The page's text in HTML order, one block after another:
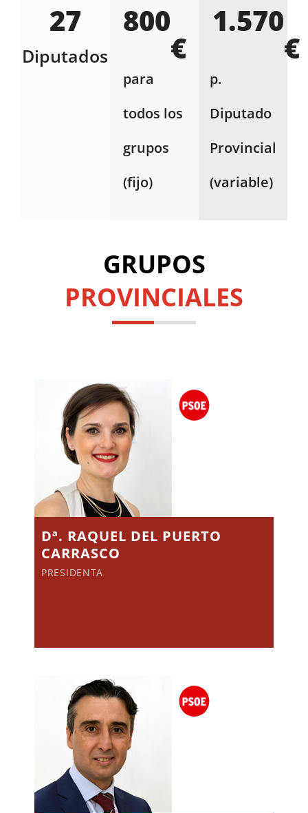
Diputados
27
para
todos los
grupos
(fijo)
800
€
p.
Diputado
Provincial
(variable)
1.570
€
GRUPOS
PROVINCIALES
Dª. RAQUEL DEL PUERTO
CARRASCO
PRESIDENTA